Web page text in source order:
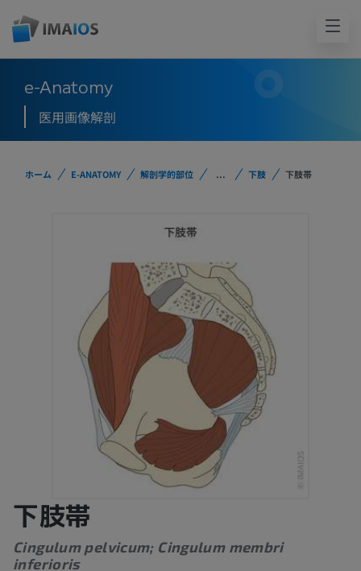
e-Anatomy
医用画像解剖
ホーム E-ANATOMY 解剖学的部位 ... 下肢 下肢帯
下肢帯
Cingulum pelvicum; Cingulum membri
inferioris